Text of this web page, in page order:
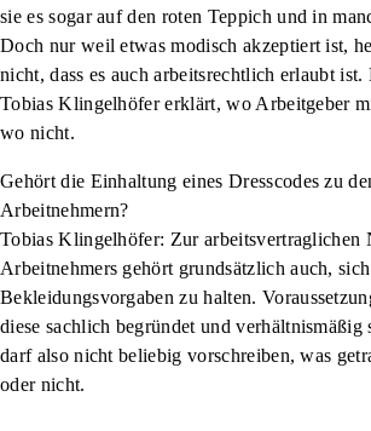
sie es sogar auf den roten Teppich und in
Doch nur weil etwas modisch akzeptiert ist,
nicht, dass es auch arbeitsrechtlich erlaubt
Tobias Klingelhöfer erklärt, wo Arbeitgeber
wo nicht.
Gehört die Einhaltung eines Dresscodes zu
Arbeitnehmern?
Tobias Klingelhöfer: Zur arbeitsvertraglichen
Arbeitnehmers gehört grundsätzlich auch,
Bekleidungsvorgaben zu halten.
diese sachlich begründet und
darf also nicht beliebig vorschreiben, was
oder nicht.